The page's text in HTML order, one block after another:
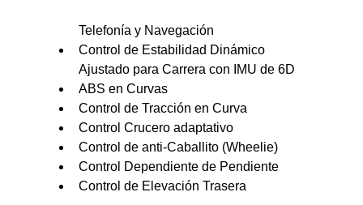
Telefonía y Navegación
Control de Estabilidad Dinámico
Ajustado para Carrera con IMU de 6D
ABS en Curvas
Control de Tracción en Curva
Control Crucero adaptativo
Control de anti-Caballito (Wheelie)
Control Dependiente de Pendiente
Control de Elevación Trasera